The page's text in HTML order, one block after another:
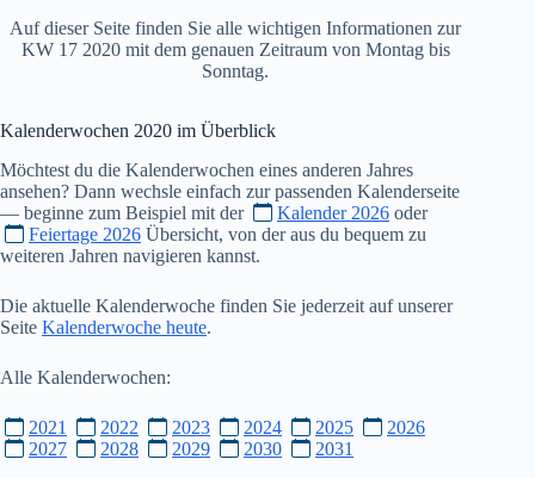
Auf dieser Seite finden Sie alle wichtigen Informationen zur
KW 17 2020 mit dem genauen Zeitraum von Montag bis
Sonntag.
Kalenderwochen 2020 im Überblick
Möchtest du die Kalenderwochen eines anderen Jahres
ansehen? Dann wechsle einfach zur passenden Kalenderseite
— beginne zum Beispiel mit der
Kalender 2026 oder
Feiertage 2026 Übersicht, von der aus du bequem zu
weiteren Jahren navigieren kannst.
Die aktuelle Kalenderwoche finden Sie jederzeit auf unserer
Seite Kalenderwoche heute.
Alle Kalenderwochen:
2021 2022 2023 2024 2025
2026
2027
2028 2029 2030 2031